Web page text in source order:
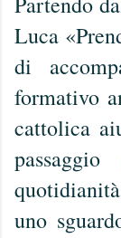
Luca
di
formativo
cattolica
uno